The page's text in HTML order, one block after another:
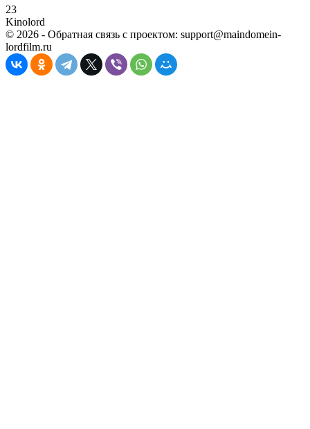
23
Kinolord
© 2026 - Обратная связь с проектом: support@maindomein-
lordfilm.ru